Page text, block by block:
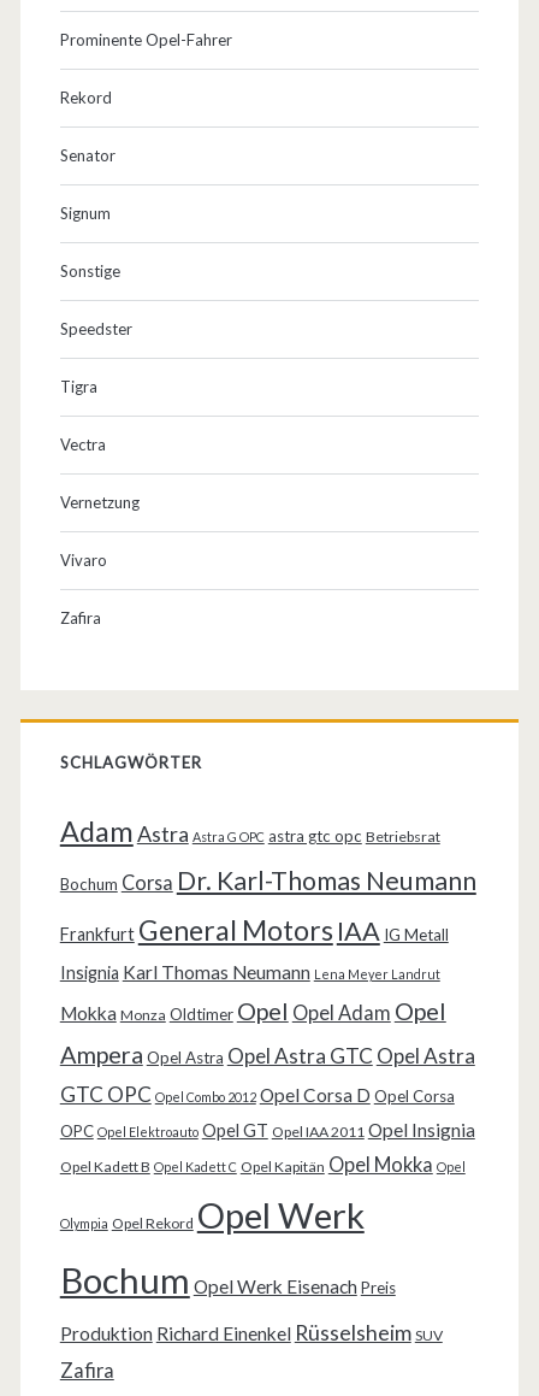
Prominente Opel-Fahrer
Rekord
Senator
Signum
Sonstige
Speedster
Tigra
Vectra
Vernetzung
Vivaro
Zafira
SCHLAGWÖRTER
AdamAstra Astra G OPC astra gtc opc Betriebsrat
Bochum Corsa Dr. Karl-Thomas Neumann
Frankfurt General Motors IAA IG Metall
Insignia Karl Thomas Neumann Lena Meyer Landrut
Mokka Monza Oldtimer Opel Opel Adam Opel
Ampera Opel Astra Opel Astra GTC Opel Astra
GTC OPC Opel Combo 2012 Opel Corsa D Opel Corsa
OPC Opel Elektroauto Opel GT Opel IAA 2011 Opel Insignia
Opel Kadett B Opel Kadett C Opel Kapitän Opel Mokka Opel
Olympia Opel Rekord Opel Werk
Bochum Opel Werk Eisenach Preis
Produktion Richard Einenkel Rüsselsheim SUV
Zafira